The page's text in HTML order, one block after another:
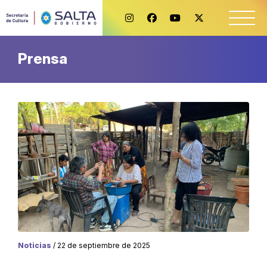
Prensa
Noticias / 22 de septiembre de 2025